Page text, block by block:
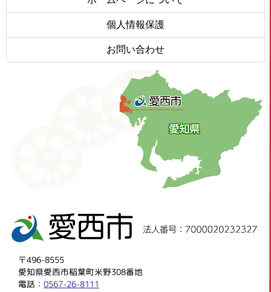
個人情報保護
お問い合わせ
〒496-8555
愛知県愛西市稲葉町米野308番地
電話：0567-26-8111